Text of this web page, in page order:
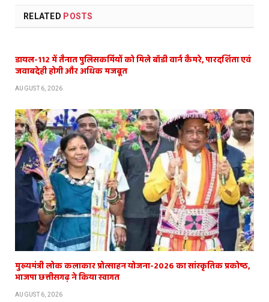
RELATED POSTS
डायल-112 में तैनात पुलिसकर्मियों को मिले बॉडी वार्न कैमरे, पारदर्शिता एवं
जवाबदेही होगी और अधिक मजबूत
AUGUST 6, 2026
मुख्यमंत्री लोक कलाकार प्रोत्साहन योजना-2026 का सांस्कृतिक प्रकोष्ठ,
भाजपा छत्तीसगढ़ ने किया स्वागत
AUGUST 6, 2026